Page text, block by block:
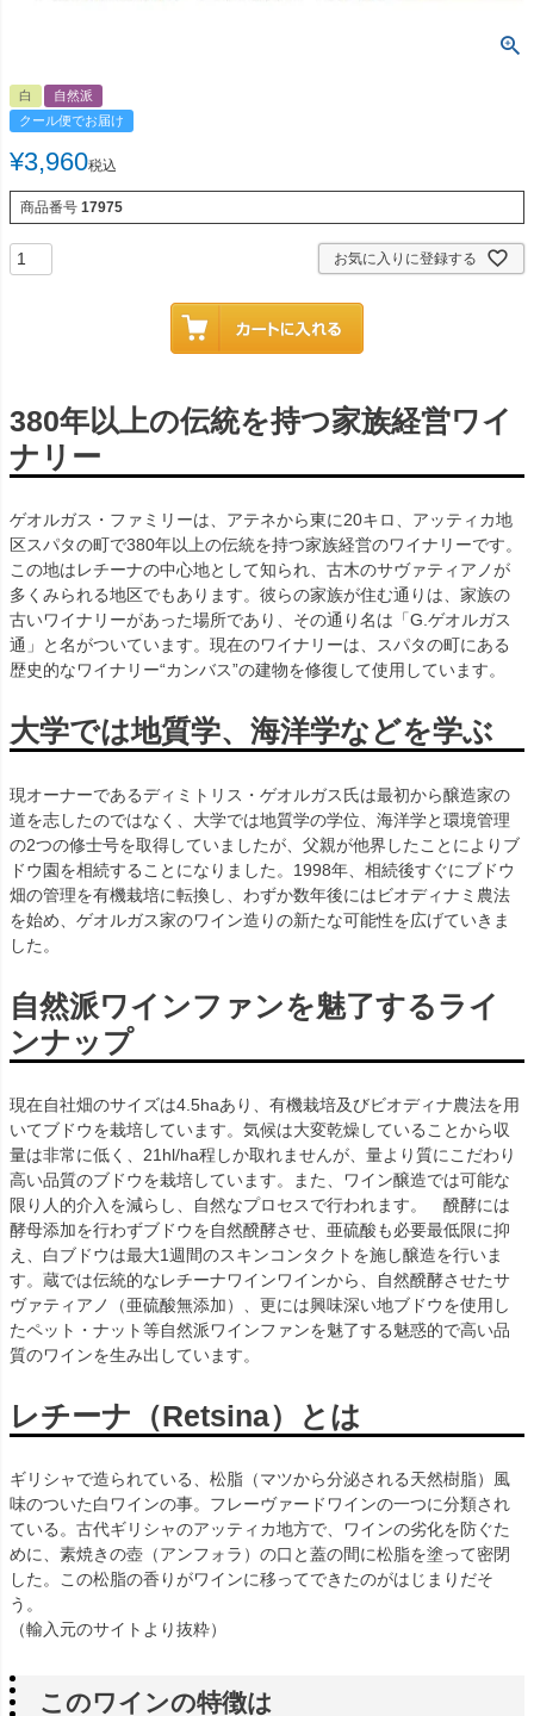
白
自然派
クール便でお届け
¥3,960税込
商品番号 17975
お気に入りに登録する
380年以上の伝統を持つ家族経営ワイ
ナリー
ゲオルガス・ファミリーは、アテネから東に20キロ、アッティカ地
区スパタの町で380年以上の伝統を持つ家族経営のワイナリーです。
この地はレチーナの中心地として知られ、古木のサヴァティアノが
多くみられる地区でもあります。彼らの家族が住む通りは、家族の
古いワイナリーがあった場所であり、その通り名は「G.ゲオルガス
通」と名がついています。現在のワイナリーは、スパタの町にある
歴史的なワイナリー“カンバス”の建物を修復して使用しています。
大学では地質学、海洋学などを学ぶ
現オーナーであるディミトリス・ゲオルガス氏は最初から醸造家の
道を志したのではなく、大学では地質学の学位、海洋学と環境管理
の2つの修士号を取得していましたが、父親が他界したことによりブ
ドウ園を相続することになりました。1998年、相続後すぐにブドウ
畑の管理を有機栽培に転換し、わずか数年後にはビオディナミ農法
を始め、ゲオルガス家のワイン造りの新たな可能性を広げていきま
した。
自然派ワインファンを魅了するライ
ンナップ
現在自社畑のサイズは4.5haあり、有機栽培及びビオディナ農法を用
いてブドウを栽培しています。気候は大変乾燥していることから収
量は非常に低く、21hl/ha程しか取れませんが、量より質にこだわり
高い品質のブドウを栽培しています。また、ワイン醸造では可能な
限り人的介入を減らし、自然なプロセスで行われます。 醗酵には
酵母添加を行わずブドウを自然醗酵させ、亜硫酸も必要最低限に抑
え、白ブドウは最大1週間のスキンコンタクトを施し醸造を行いま
す。蔵では伝統的なレチーナワインワインから、自然醗酵させたサ
ヴァティアノ（亜硫酸無添加）、更には興味深い地ブドウを使用し
たペット・ナット等自然派ワインファンを魅了する魅惑的で高い品
質のワインを生み出しています。
レチーナ（Retsina）とは
ギリシャで造られている、松脂（マツから分泌される天然樹脂）風
味のついた白ワインの事。フレーヴァードワインの一つに分類され
ている。古代ギリシャのアッティカ地方で、ワインの劣化を防ぐた
めに、素焼きの壺（アンフォラ）の口と蓋の間に松脂を塗って密閉
した。この松脂の香りがワインに移ってできたのがはじまりだそ
う。
（輸入元のサイトより抜粋）
このワインの特徴は